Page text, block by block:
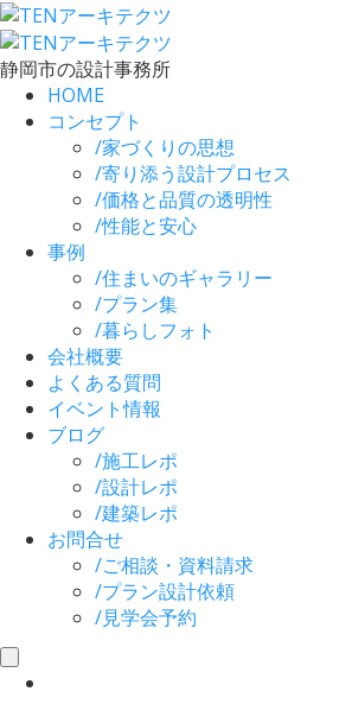
静岡市の設計事務所
HOME
コンセプト
/家づくりの思想
/寄り添う設計プロセス
/価格と品質の透明性
/性能と安心
事例
/住まいのギャラリー
/プラン集
/暮らしフォト
会社概要
よくある質問
イベント情報
ブログ
/施工レポ
/設計レポ
/建築レポ
お問合せ
/ご相談・資料請求
/プラン設計依頼
/見学会予約
toggle
navigation